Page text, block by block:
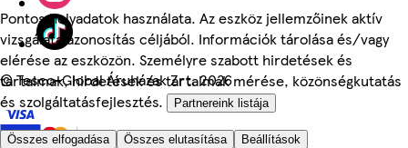
Pontos helyadatok használata. Az eszköz jellemzőinek aktív
vizsgálata azonosítás céljából. Információk tárolása és/vagy
elérése az eszközön. Személyre szabott hirdetések és
tartalmak, hirdetések és tartalmak mérése, közönségkutatás
és szolgáltatásfejlesztés.
Partnereink listája
Összes elfogadása Összes elutasítása Beállítások
©Tesco-Global Áruházak Zrt. 2026